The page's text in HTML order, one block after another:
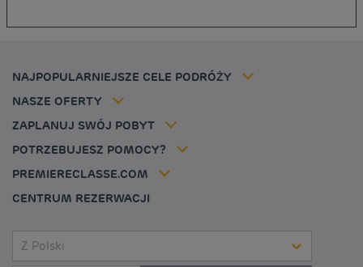
NAJPOPULARNIEJSZE CELE PODRÓŻY
Tanie hotele Belgia
NASZE OFERTY
Stawka członkowska
ZAPLANUJ SWÓJ POBYT
POTRZEBUJESZ POMOCY?
PREMIERECLASSE.COM
Tax policy
Kariera
Louvre Hotels Group
CENTRUM REZERWACJI
Z Polski